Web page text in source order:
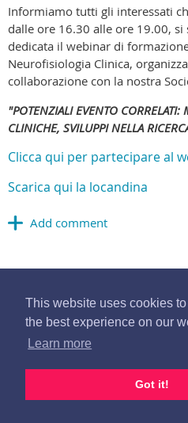
This website uses cookies
the best experience on our
Learn more
Got it!
Informiamo tutti gli interessati
dalle ore 16.30 alle ore 19.00,
dedicata il webinar di
Neurofisiologia Clinica,
collaborazione con la nostra
"POTENZIALI EVENTO
CLINICHE, SVILUPPI NELLA
Clicca qui per partecipare al
Scarica qui la locandina
© 2017 Società Italiana di
Cognitive. All Rights Reserved -
Cookie Policy-